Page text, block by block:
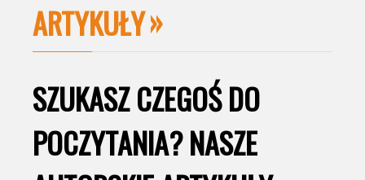
ARTYKUŁY
SZUKASZ CZEGOŚ DO
POCZYTANIA? NASZE